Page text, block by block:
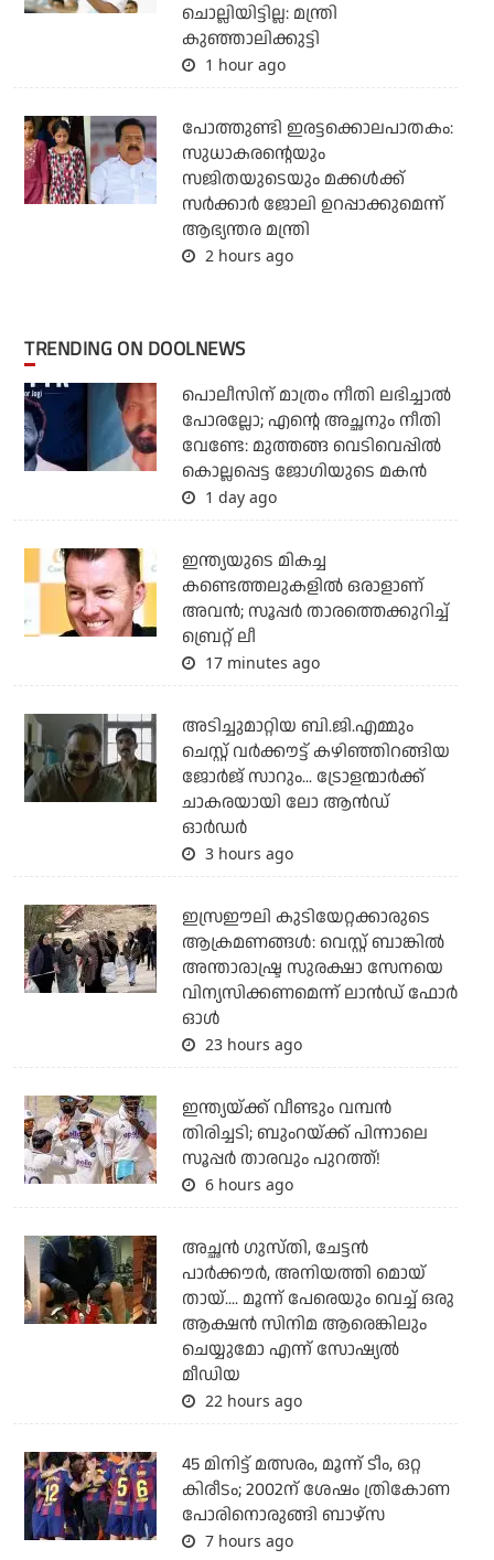
ചൊല്ലിയിട്ടില്ല: മന്ത്രി
കുഞ്ഞാലിക്കുട്ടി
1 hour ago
പോത്തുണ്ടി ഇരട്ടക്കൊലപാതകം:
സുധാകരന്റെയും
സജിതയുടെയും മക്കള്‍ക്ക്
സര്‍ക്കാര്‍ ജോലി ഉറപ്പാക്കുമെന്ന്
ആഭ്യന്തര മന്ത്രി
2 hours ago
TRENDING ON DOOLNEWS
പൊലീസിന് മാത്രം നീതി ലഭിച്ചാല്‍
പോരല്ലോ; എന്റെ അച്ഛനും നീതി
വേണ്ടേ: മുത്തങ്ങ വെടിവെപ്പില്‍
കൊല്ലപ്പെട്ട ജോഗിയുടെ മകന്‍
1 day ago
ഇന്ത്യയുടെ മികച്ച
കണ്ടെത്തലുകളില്‍ ഒരാളാണ്
അവന്‍; സൂപ്പര്‍ താരത്തെക്കുറിച്ച്
ബ്രെറ്റ് ലീ
17 minutes ago
അടിച്ചുമാറ്റിയ ബി.ജി.എമ്മും
ചെസ്റ്റ് വര്‍ക്കൗട്ട് കഴിഞ്ഞിറങ്ങിയ
ജോര്‍ജ് സാറും... ട്രോളന്മാര്‍ക്ക്
ചാകരയായി ലോ ആന്‍ഡ്
ഓര്‍ഡര്‍
3 hours ago
ഇസ്രഈലി കുടിയേറ്റക്കാരുടെ
ആക്രമണങ്ങള്‍: വെസ്റ്റ് ബാങ്കില്‍
അന്താരാഷ്ട്ര സുരക്ഷാ സേനയെ
വിന്യസിക്കണമെന്ന് ലാന്‍ഡ് ഫോര്‍
ഓള്‍
23 hours ago
ഇന്ത്യയ്ക്ക് വീണ്ടും വമ്പന്‍
തിരിച്ചടി; ബുംറയ്ക്ക് പിന്നാലെ
സൂപ്പര്‍ താരവും പുറത്ത്!
6 hours ago
അച്ഛന്‍ ഗുസ്തി, ചേട്ടന്‍
പാര്‍ക്കൗര്‍, അനിയത്തി മൊയ്
തായ്.... മൂന്ന് പേരെയും വെച്ച് ഒരു
ആക്ഷന്‍ സിനിമ ആരെങ്കിലും
ചെയ്യുമോ എന്ന് സോഷ്യല്‍
മീഡിയ
22 hours ago
45 മിനിട്ട് മത്സരം, മൂന്ന് ടീം, ഒറ്റ
കിരീടം; 2002ന് ശേഷം ത്രികോണ
പോരിനൊരുങ്ങി ബാഴ്‌സ
7 hours ago